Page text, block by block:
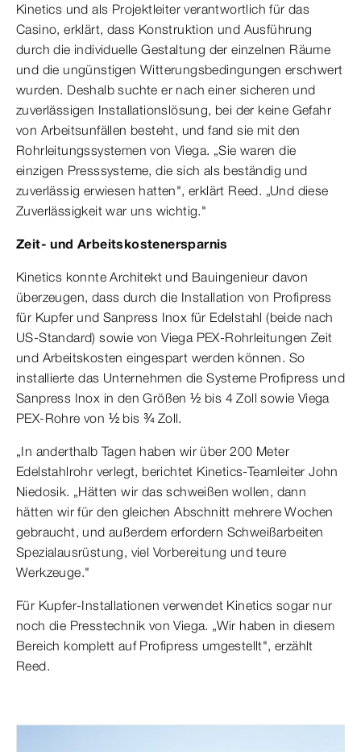
Kinetics und als Projektleiter verantwortlich für das
Casino, erklärt, dass Konstruktion und Ausführung
durch die individuelle Gestaltung der einzelnen Räume
und die ungünstigen Witterungsbedingungen erschwert
wurden. Deshalb suchte er nach einer sicheren und
zuverlässigen Installationslösung, bei der keine Gefahr
von Arbeitsunfällen besteht, und fand sie mit den
Rohrleitungssystemen von Viega. „Sie waren die
einzigen Presssysteme, die sich als beständig und
zuverlässig erwiesen hatten", erklärt Reed. „Und diese
Zuverlässigkeit war uns wichtig."
Zeit- und Arbeitskostenersparnis
Kinetics konnte Architekt und Bauingenieur davon
überzeugen, dass durch die Installation von Profipress
für Kupfer und Sanpress Inox für Edelstahl (beide nach
US-Standard) sowie von Viega PEX-Rohrleitungen Zeit
und Arbeitskosten eingespart werden können. So
installierte das Unternehmen die Systeme Profipress und
Sanpress Inox in den Größen ½ bis 4 Zoll sowie Viega
PEX-Rohre von ½ bis ¾ Zoll.
„In anderthalb Tagen haben wir über 200 Meter
Edelstahlrohr verlegt, berichtet Kinetics-Teamleiter John
Niedosik. „Hätten wir das schweißen wollen, dann
hätten wir für den gleichen Abschnitt mehrere Wochen
gebraucht, und außerdem erfordern Schweißarbeiten
Spezialausrüstung, viel Vorbereitung und teure
Werkzeuge."
Für Kupfer-Installationen verwendet Kinetics sogar nur
noch die Presstechnik von Viega. „Wir haben in diesem
Bereich komplett auf Profipress umgestellt", erzählt
Reed.